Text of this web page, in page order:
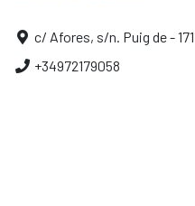
c/ Afores, s/n. Puig de -
+34972179058